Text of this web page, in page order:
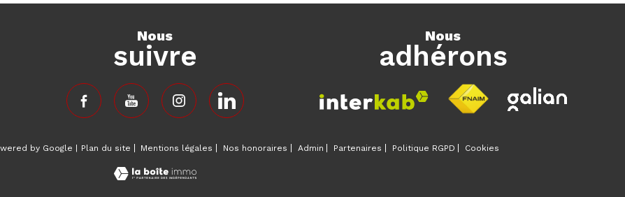
nous
suivre
nous
adhérons
by Google | Plan du site Mentions légales Nos honoraires Admin Partenaires Politique RGPD Cookies